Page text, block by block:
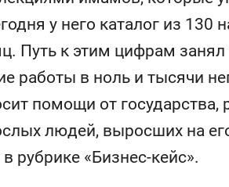
у него каталог из 130
Путь к этим цифрам
работы в ноль и тысячи
помощи от государства,
людей, выросших на
рубрике «Бизнес-кейс».